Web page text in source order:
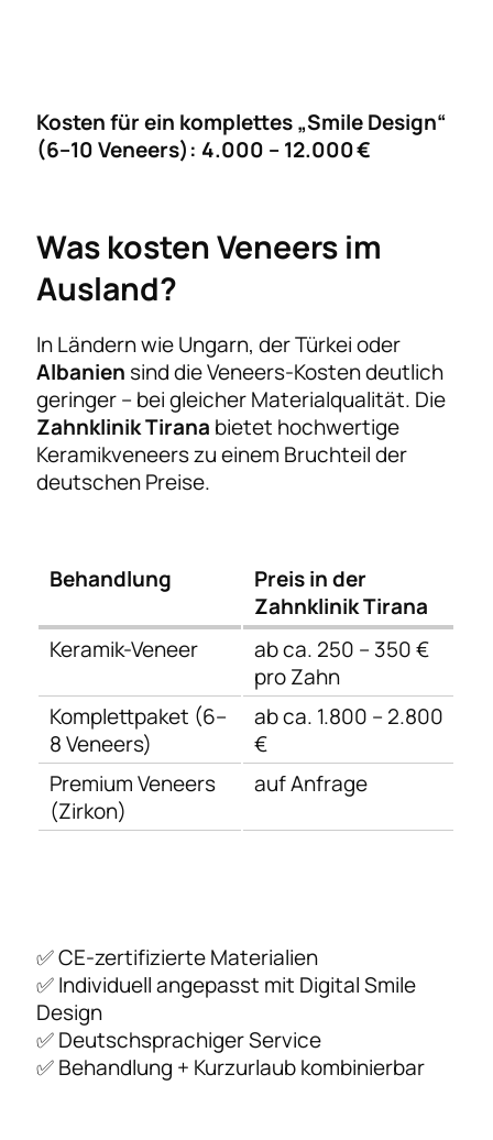
Kosten für ein komplettes „Smile Design“
(6–10 Veneers): 4.000 – 12.000 €
Was kosten Veneers im
Ausland?
In Ländern wie Ungarn, der Türkei oder
Albanien sind die Veneers-Kosten deutlich
geringer – bei gleicher Materialqualität. Die
Zahnklinik Tirana bietet hochwertige
Keramikveneers zu einem Bruchteil der
deutschen Preise.
Behandlung
Preis in der
Zahnklinik Tirana
Keramik-Veneer
ab ca. 250 – 350 €
pro Zahn
Komplettpaket (6–
8 Veneers)
ab ca. 1.800 – 2.800
€
Premium Veneers
(Zirkon)
auf Anfrage
✅ CE-zertifizierte Materialien
✅ Individuell angepasst mit Digital Smile
Design
✅ Deutschsprachiger Service
✅ Behandlung + Kurzurlaub kombinierbar